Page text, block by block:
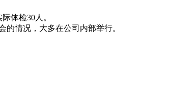
体检30人。
情况，大多在公司内部举行。